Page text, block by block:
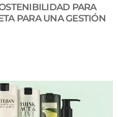
PARA
PARA UNA GESTIÓN